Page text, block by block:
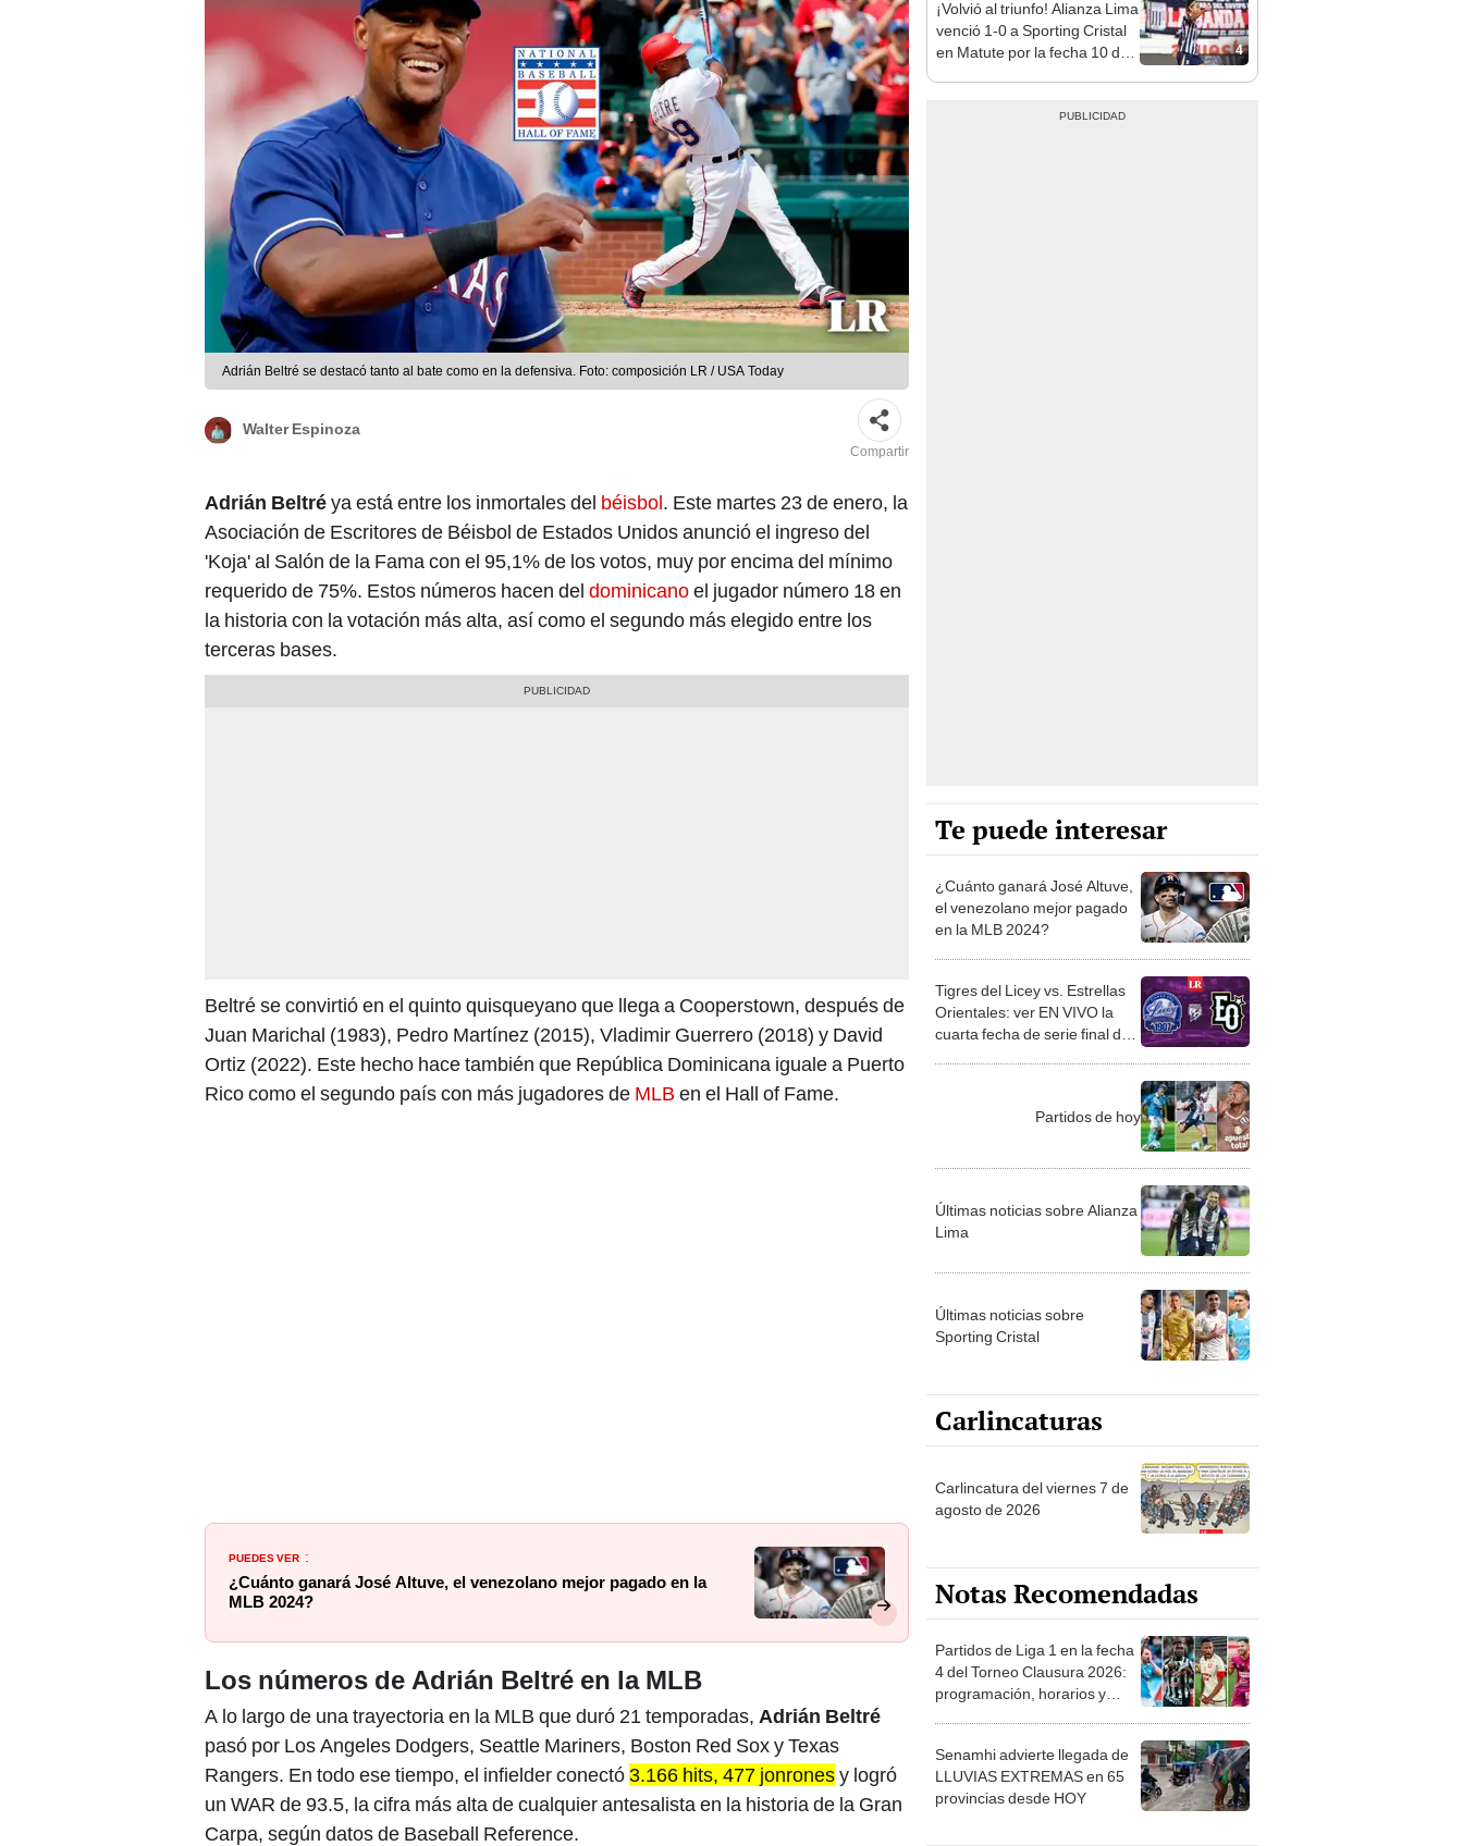
Adrián Beltré se destacó tanto al bate como en la defensiva. Foto: composición LR / USA Today
Walter Espinoza
Compartir
Adrián Beltréya está entre los inmortales del béisbol. Este martes 23 de enero, la
Asociación de Escritores de Béisbol de Estados Unidos anunció el ingreso del
'Koja' al Salón de la Fama con el 95,1% de los votos, muy por encima del mínimo
requerido de 75%. Estos números hacen del dominicanoel jugador número 18 en
la historia con la votación más alta, así como el segundo más elegido entre los
terceras bases.
Beltré se convirtió en el quinto quisqueyano que llega a Cooperstown, después de
Juan Marichal (1983), Pedro Martínez (2015), Vladimir Guerrero (2018) y David
Ortiz (2022). Este hecho hace también que República Dominicana iguale a Puerto
Rico como el segundo país con más jugadores de MLB en el Hall of Fame.
PUEDES VER :
¿Cuánto ganará José Altuve, el venezolano mejor pagado en la
MLB 2024?
Los números de Adrián Beltré en la MLB
A lo largo de una trayectoria en la MLB que duró 21 temporadas, Adrián Beltré
pasó por Los Angeles Dodgers, Seattle Mariners, Boston Red Sox y Texas
Rangers. En todo ese tiempo, el infielder conectó 3.166 hits, 477 jonronesy logró
un WAR de 93.5, la cifra más alta de cualquier antesalista en la historia de la Gran
Carpa, según datos de Baseball Reference.
4
¡Volvió al triunfo! Alianza Lima
venció 1-0 a Sporting Cristal
en Matute por la fecha 10 de
Te puede interesar
¿Cuánto ganará José Altuve,
el venezolano mejor pagado
en la MLB 2024?
Tigres del Licey vs. Estrellas
Orientales: ver EN VIVO la
cuarta fecha de serie final del
Partidos de hoy
Últimas noticias sobre Alianza
Lima
Últimas noticias sobre
Sporting Cristal
Carlincaturas
Carlincatura del viernes 7 de
agosto de 2026
Notas Recomendadas
Partidos de Liga 1 en la fecha
4 del Torneo Clausura 2026:
programación, horarios y
Senamhi advierte llegada de
LLUVIAS EXTREMAS en 65
provincias desde HOY